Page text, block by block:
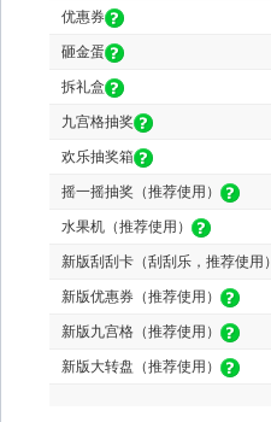
优惠券
砸金蛋
拆礼盒
九宫格抽奖
欢乐抽奖箱
摇一摇抽奖（推荐使用）
水果机（推荐使用）
新版刮刮卡（刮刮乐，推荐使用）
新版优惠券（推荐使用）
新版九宫格（推荐使用）
新版大转盘（推荐使用）